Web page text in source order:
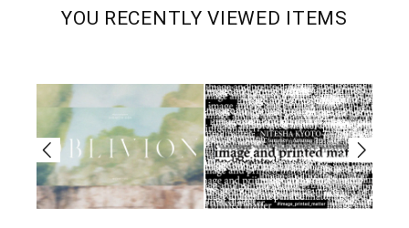
YOU RECENTLY VIEWED ITEMS